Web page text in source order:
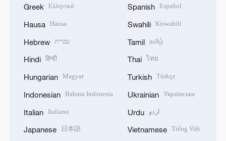
Greek Ελληνικά
Hausa Hausa
Hebrew עברית
Hindi हिन्दी
Hungarian Magyar
Indonesian Bahasa Indonesia
Italian Italiano
Japanese 日本語
Spanish Español
Swahili Kiswahili
Tamil தமிழ்
Thai ไทย
Turkish Türkçe
Ukrainian Українська
Urdu اردو
Vietnamese Tiếng Việt